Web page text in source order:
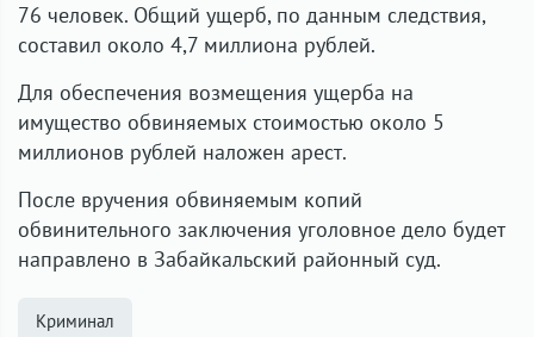
76 человек. Общий ущерб, по данным следствия,
составил около 4,7 миллиона рублей.
Для обеспечения возмещения ущерба на
имущество обвиняемых стоимостью около 5
миллионов рублей наложен арест.
После вручения обвиняемым копий
обвинительного заключения уголовное дело будет
направлено в Забайкальский районный суд.
Криминал